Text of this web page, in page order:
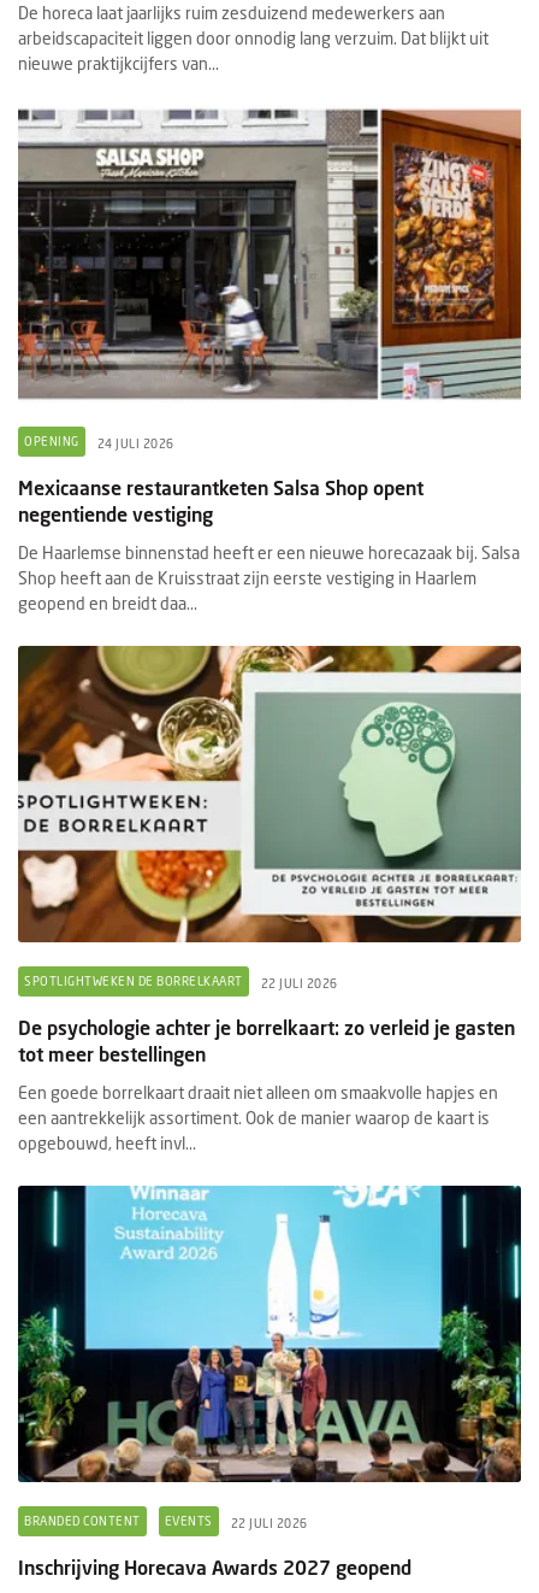
De horeca laat jaarlijks ruim zesduizend medewerkers aan
arbeidscapaciteit liggen door onnodig lang verzuim. Dat blijkt uit
nieuwe praktijkcijfers van...
OPENING 24 JULI 2026
Mexicaanse restaurantketen Salsa Shop opent
negentiende vestiging
De Haarlemse binnenstad heeft er een nieuwe horecazaak bij. Salsa
Shop heeft aan de Kruisstraat zijn eerste vestiging in Haarlem
geopend en breidt daa...
SPOTLIGHTWEKEN DE BORRELKAART 22 JULI 2026
De psychologie achter je borrelkaart: zo verleid je gasten
tot meer bestellingen
Een goede borrelkaart draait niet alleen om smaakvolle hapjes en
een aantrekkelijk assortiment. Ook de manier waarop de kaart is
opgebouwd, heeft invl...
BRANDED CONTENT EVENTS 22 JULI 2026
Inschrijving Horecava Awards 2027 geopend